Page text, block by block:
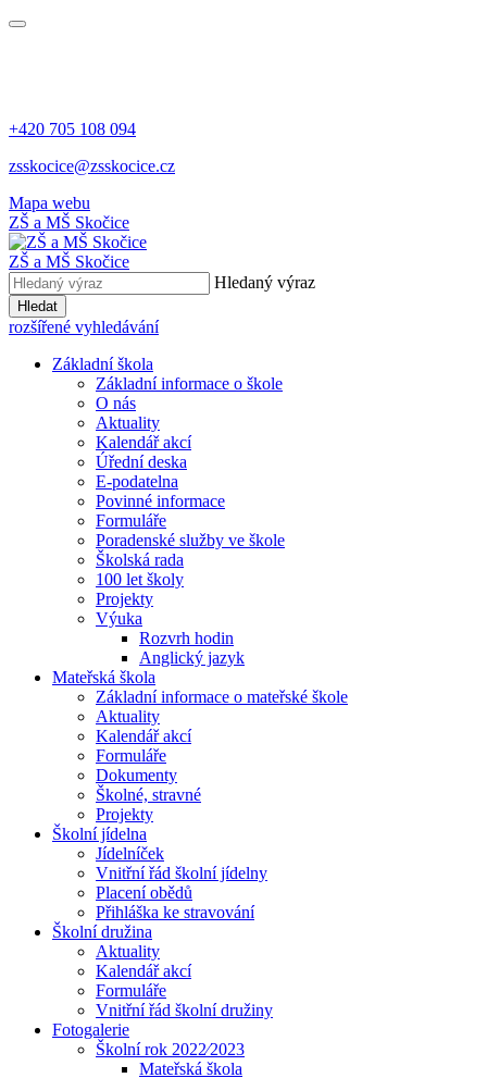
+420 705 108 094
zsskocice@zsskocice.cz
Mapa webu
ZŠ a MŠ Skočice
ZŠ a MŠ Skočice
Hledaný výraz
Hledat
rozšířené vyhledávání
Základní škola
Základní informace o škole
O nás
Aktuality
Kalendář akcí
Úřední deska
E-podatelna
Povinné informace
Formuláře
Poradenské služby ve škole
Školská rada
100 let školy
Projekty
Výuka
Rozvrh hodin
Anglický jazyk
Mateřská škola
Základní informace o mateřské škole
Aktuality
Kalendář akcí
Formuláře
Dokumenty
Školné, stravné
Projekty
Školní jídelna
Jídelníček
Vnitřní řád školní jídelny
Placení obědů
Přihláška ke stravování
Školní družina
Aktuality
Kalendář akcí
Formuláře
Vnitřní řád školní družiny
Fotogalerie
Školní rok 2022⁄2023
Mateřská škola